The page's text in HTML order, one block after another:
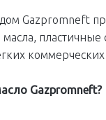
Gazpromneft
Gazpromneft?